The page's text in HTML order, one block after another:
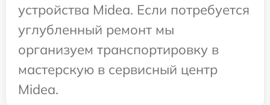
устройства Midea. Если потребуется
углубленный ремонт мы
организуем транспортировку в
мастерскую в сервисный центр
Midea.